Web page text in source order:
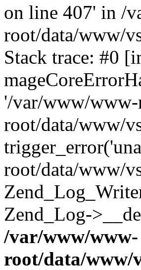
on line 407' in /
root/data/www/
Stack trace: #0
'/var/www/
root/data/www/
root/data/www/
Zend_Log-
/var/www/www-
root/data/www/